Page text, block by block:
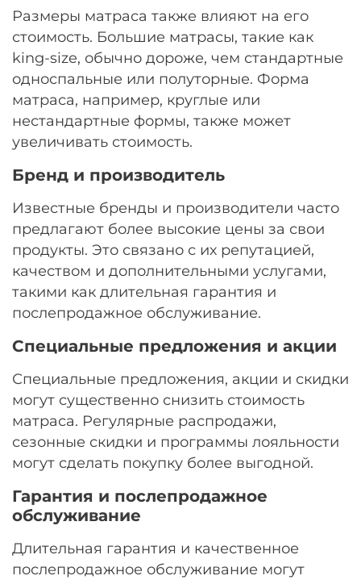
Размеры матраса также влияют на его
стоимость. Большие матрасы, такие как
king-size, обычно дороже, чем стандартные
односпальные или полуторные. Форма
матраса, например, круглые или
нестандартные формы, также может
увеличивать стоимость.
Бренд и производитель
Известные бренды и производители часто
предлагают более высокие цены за свои
продукты. Это связано с их репутацией,
качеством и дополнительными услугами,
такими как длительная гарантия и
послепродажное обслуживание.
Специальные предложения и акции
Специальные предложения, акции и скидки
могут существенно снизить стоимость
матраса. Регулярные распродажи,
сезонные скидки и программы лояльности
могут сделать покупку более выгодной.
Гарантия и послепродажное
обслуживание
Длительная гарантия и качественное
послепродажное обслуживание могут